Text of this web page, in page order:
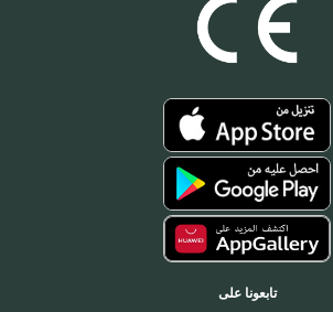
تابعونا على